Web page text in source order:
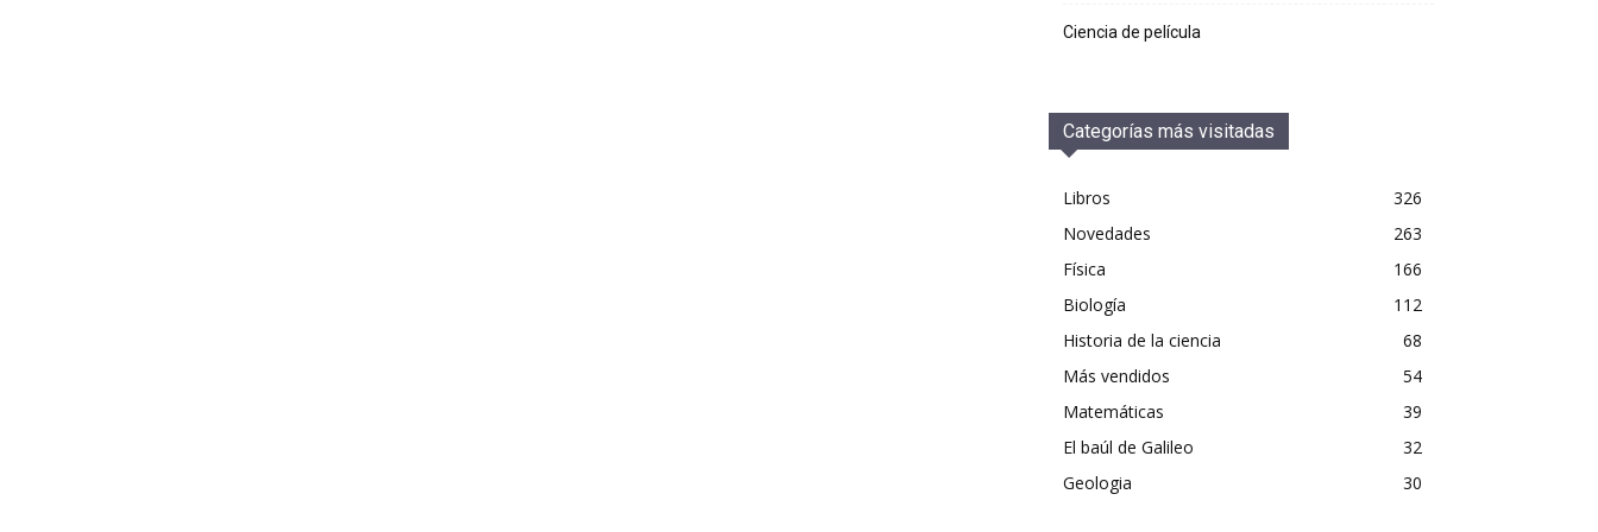
Ciencia de película
Categorías más visitadas
Libros
326
Novedades
263
Física
166
Biología
112
Historia de la ciencia
68
Más vendidos
54
Matemáticas
39
El baúl de Galileo
32
Geologia
30